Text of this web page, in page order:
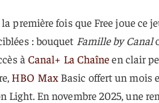
la première fois que Free joue ce
: bouquet Famille by Canal
à Canal+ La Chaîneen clair
HBO MaxBasic offert un mois
Light. En novembre 2025, une